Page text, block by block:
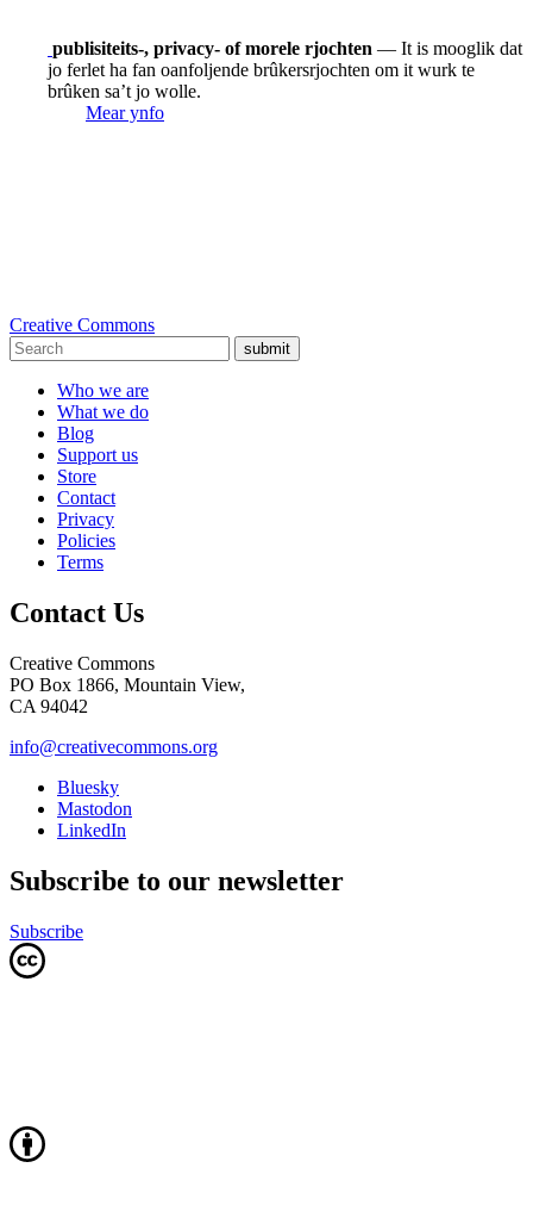
publisiteits-, privacy- of morele rjochten — It is mooglik dat
jo ferlet ha fan oanfoljende brûkersrjochten om it wurk te
brûken sa’t jo wolle.
Mear ynfo
Creative Commons
submit
Who we are
What we do
Blog
Support us
Store
Contact
Privacy
Policies
Terms
Contact Us
Creative Commons
PO Box 1866, Mountain View,
CA 94042
info@creativecommons.org
Bluesky
Mastodon
LinkedIn
Subscribe to our newsletter
Subscribe